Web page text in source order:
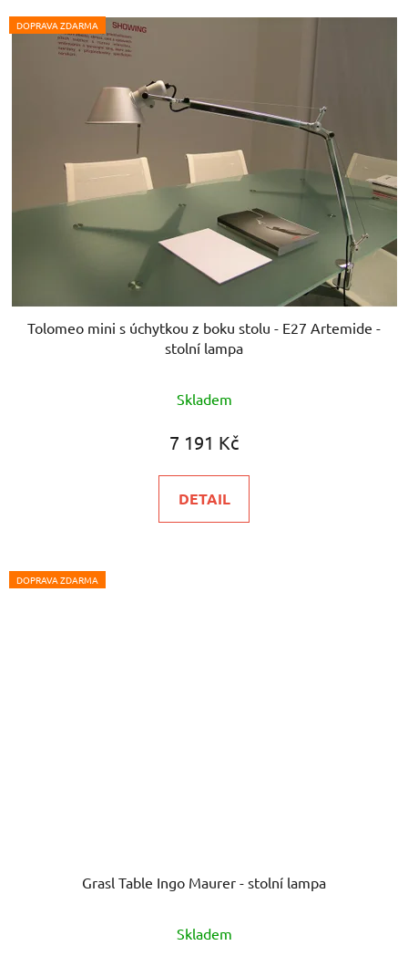
DOPRAVA ZDARMA
Tolomeo mini s úchytkou z boku stolu - E27 Artemide -
stolní lampa
Skladem
7 191 Kč
DETAIL
DOPRAVA ZDARMA
Grasl Table Ingo Maurer - stolní lampa
hodnocení
Skladem